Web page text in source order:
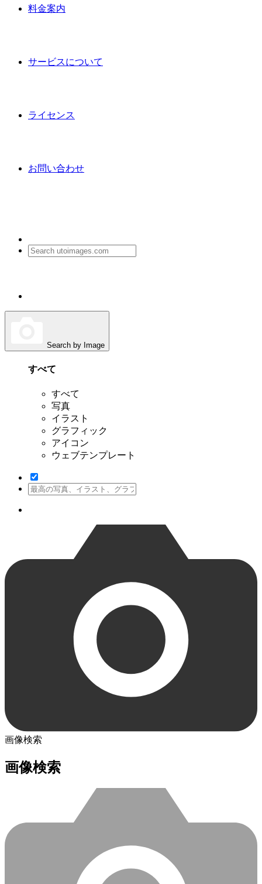
料金案内
サービスについて
ライセンス
お問い合わせ
Search by Image
すべて
すべて
写真
イラスト
グラフィック
アイコン
ウェブテンプレート
画像検索
画像検索